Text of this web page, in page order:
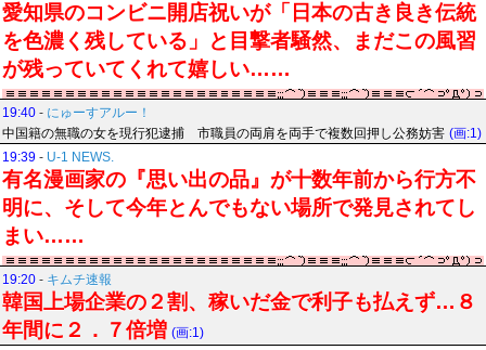
愛知県のコンビニ開店祝いが「日本の古き良き伝統
を色濃く残している」と目撃者騒然、まだこの風習
が残っていてくれて嬉しい……
19:40 - にゅーすアルー！
中国籍の無職の女を現行犯逮捕 市職員の両肩を両手で複数回押し公務妨害 (画:1)
19:39 - U-1 NEWS.
有名漫画家の『思い出の品』が十数年前から行方不
明に、そして今年とんでもない場所で発見されてし
まい……
19:20 - キムチ速報
韓国上場企業の２割、稼いだ金で利子も払えず…８
年間に２．７倍増 (画:1)